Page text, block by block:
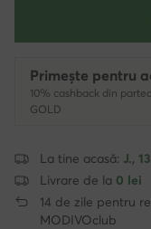
Primește pentru
10% cashback din
GOLD
La tine acasă: J.,
Livrare de la 0 lei
14 de zile pentru
MODIVOclub